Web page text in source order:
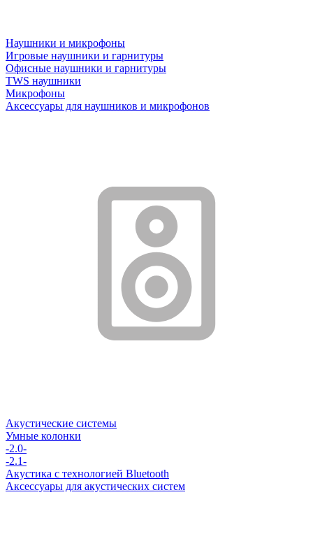
Наушники и микрофоны
Игровые наушники и гарнитуры
Офисные наушники и гарнитуры
TWS наушники
Микрофоны
Аксессуары для наушников и микрофонов
Акустические системы
Умные колонки
-2.0-
-2.1-
Акустика с технологией Bluetooth
Аксессуары для акустических систем